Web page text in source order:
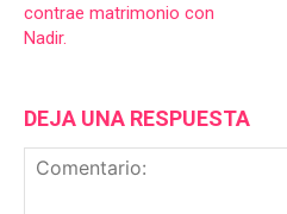
contrae matrimonio con
Nadir.
DEJA UNA RESPUESTA